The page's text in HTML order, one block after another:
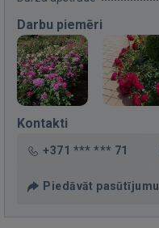
Darbu piemēri
Kontakti
+371 *** *** 71
Piedāvāt pasūtījumu